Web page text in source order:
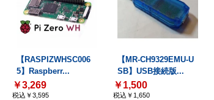
【RASPIZWHSC006
5】Raspberr...
￥3,269
税込￥3,595
【MR-CH9329EMU-U
SB】USB接続版...
￥1,500
税込￥1,650